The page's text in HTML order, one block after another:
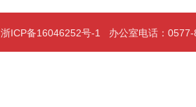
浙ICP备16046252号-1 办公室电话：